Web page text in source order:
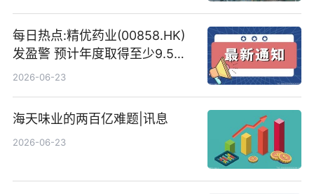
每日热点:精优药业(00858.HK)
发盈警 预计年度取得至少9.5亿
港元的亏损 同比盈转亏
2026-06-23
海天味业的两百亿难题|讯息
2026-06-23